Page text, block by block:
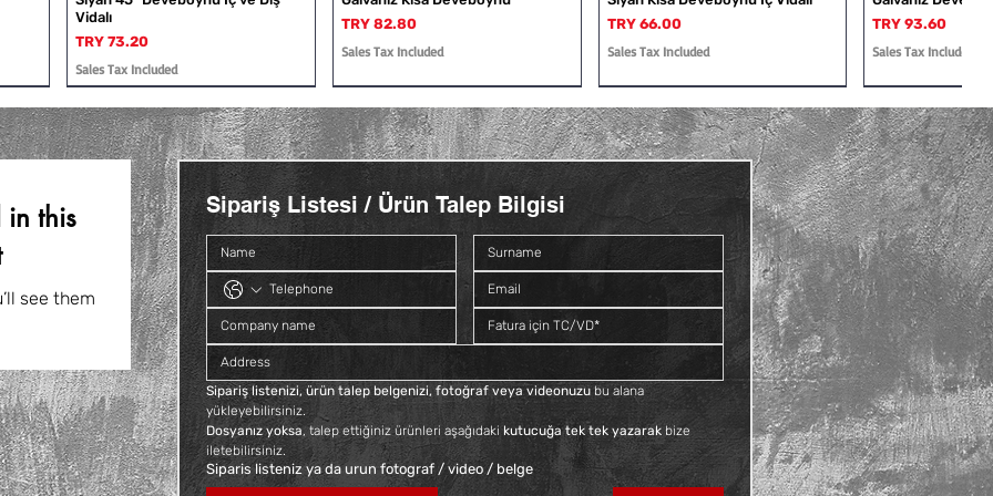
Vidalı
Price
TRY 73.20
Sales Tax Included
Price
TRY 82.80
Sales Tax Included
Price
TRY 66.00
Sales Tax Included
Price
TRY 93.60
Sales Tax Included
Siyah Kısa Deveboynu İç ve Dış
Vidalı
TRY 60.00
Sales Tax Included
Galvaniz Deveboynu İç ve Dış
Sales Tax Included
Siyah Kruva
Price
TRY 109.20
Sales Tax Included
Galvaniz Kuyruklu Konik Rakor
Price
TRY 140.40
Sales Tax Included
in this
see them
Sipariş Listesi / Ürün Talep Bilgisi
Sipariş listenizi, ürün talep belgenizi, fotoğraf veya videonuzu bu alana
yükleyebilirsiniz.
Dosyanız yoksa, talep ettiğiniz ürünleri aşağıdaki kutucuğa tek tek yazarak bize
iletebilirsiniz.
Siparis listeniz ya da urun fotograf / video / belge